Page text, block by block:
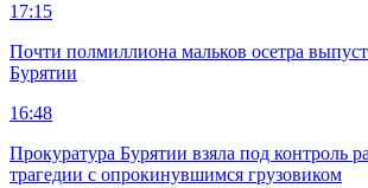
17:15
Почти полмиллиона мальков осетра
Бурятии
16:48
Прокуратура Бурятии взяла под контроль
трагедии с опрокинувшимся грузовиком